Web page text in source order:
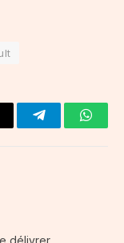
Telegram
délivrer